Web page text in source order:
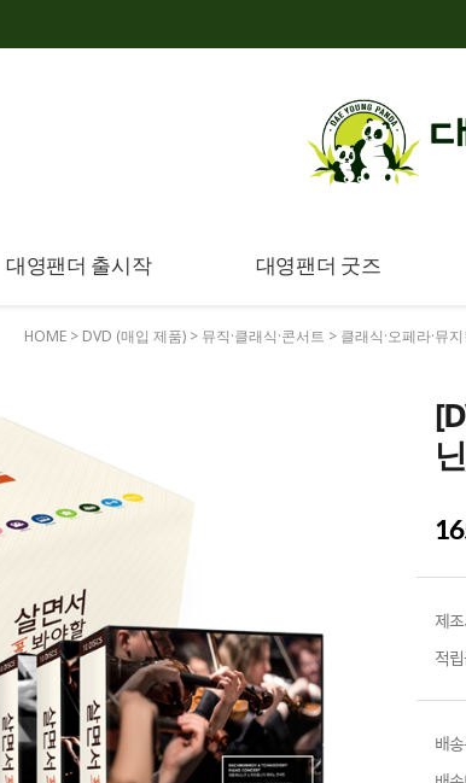
대영팬더 출시작 대영팬더 굿즈
HOME > DVD (매입 제품) > 뮤직·클래식·콘서트 > 클래식·오페라·뮤
제
적
배